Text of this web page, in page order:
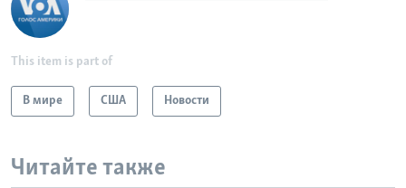
This item is part of
В мире США Новости
Читайте также